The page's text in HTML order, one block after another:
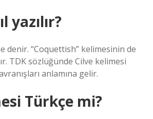
yazılır?
denir. “Coquettish” kelimesinin de
TDK sözlüğünde Cilve kelimesi
anlamına gelir.
Türkçe mi?